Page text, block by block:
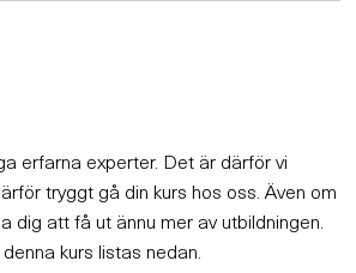
erfarna experter. Det är därför vi
tryggt gå din kurs hos oss. Även om
dig att få ut ännu mer av utbildningen.
kurs listas nedan.